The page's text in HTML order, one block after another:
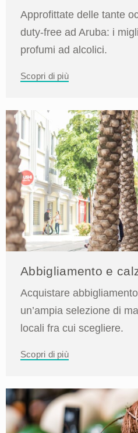
Approfittate delle tante
duty-free ad Aruba: i
profumi ad alcolici.
Scopri di più
Abbigliamento e
Acquistare
un’ampia selezione di
locali fra cui scegliere.
Scopri di più